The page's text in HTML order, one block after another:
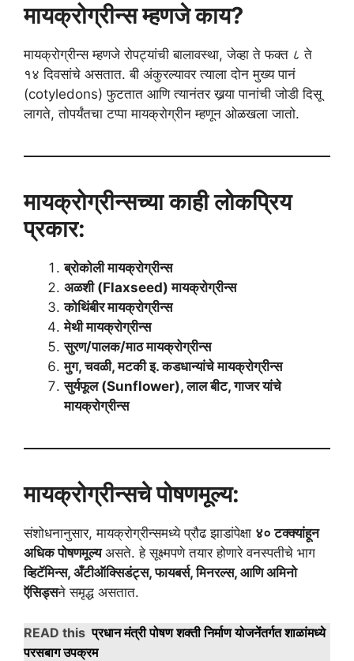
मायक्रोग्रीन्स म्हणजे काय?
मायक्रोग्रीन्स म्हणजे रोपट्यांची बालावस्था, जेव्हा ते फक्त ८ ते
१४ दिवसांचे असतात. बी अंकुरल्यावर त्याला दोन मुख्य पानं
(cotyledons) फुटतात आणि त्यानंतर खर्‍या पानांची जोडी दिसू
लागते, तोपर्यंतचा टप्पा मायक्रोग्रीन म्हणून ओळखला जातो.
मायक्रोग्रीन्सच्या काही लोकप्रिय
प्रकार:
ब्रोकोली मायक्रोग्रीन्स
अळशी (Flaxseed) मायक्रोग्रीन्स
कोथिंबीर मायक्रोग्रीन्स
मेथी मायक्रोग्रीन्स
सुरण/पालक/माठ मायक्रोग्रीन्स
मुग, चवळी, मटकी इ. कडधान्यांचे मायक्रोग्रीन्स
सुर्यफूल (Sunflower), लाल बीट, गाजर यांचे
मायक्रोग्रीन्स
मायक्रोग्रीन्सचे पोषणमूल्य:
संशोधनानुसार, मायक्रोग्रीन्समध्ये प्रौढ झाडांपेक्षा ४० टक्क्यांहून
अधिक पोषणमूल्यअसते. हे सूक्ष्मपणे तयार होणारे वनस्पतीचे भाग
व्हिटॅमिन्स, अँटीऑक्सिडंट्स, फायबर्स, मिनरल्स, आणि अमिनो
ऍसिड्सने समृद्ध असतात.
READ this प्रधान मंत्री पोषण शक्ती निर्माण योजनेंतर्गत शाळांमध्ये
परसबाग उपक्रम